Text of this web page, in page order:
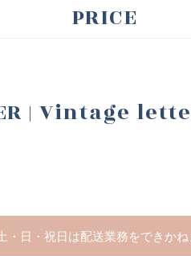
PRICE
| Vintage
・日・祝日は配送業務をできか